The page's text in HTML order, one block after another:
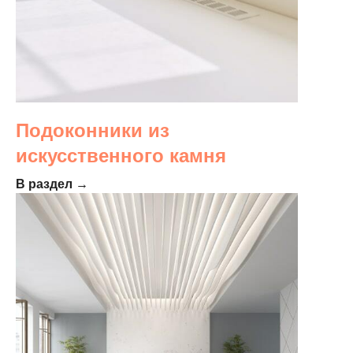
Подоконники из
искусственного камня
В раздел →